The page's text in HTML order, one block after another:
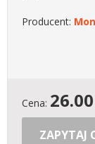
Producent:
Cena: 26.00
ZAPYTAJ